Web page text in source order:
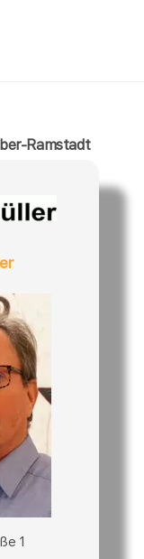
Ramstadt
1